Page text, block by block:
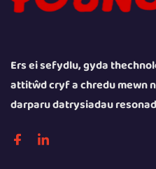
Ers ei sefydlu, gyda
attitŵd cryf a chredu mewn
darparu datrysiadau